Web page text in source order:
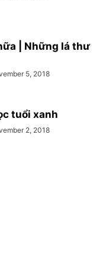
| Những lá thư
5, 2018
tuổi xanh
2, 2018